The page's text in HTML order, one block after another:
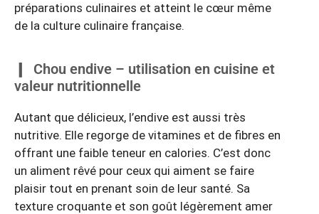
préparations culinaires et atteint le cœur même
de la culture culinaire française.
Chou endive – utilisation en cuisine et
valeur nutritionnelle
Autant que délicieux, l’endive est aussi très
nutritive. Elle regorge de vitamines et de fibres en
offrant une faible teneur en calories. C’est donc
un aliment rêvé pour ceux qui aiment se faire
plaisir tout en prenant soin de leur santé. Sa
texture croquante et son goût légèrement amer